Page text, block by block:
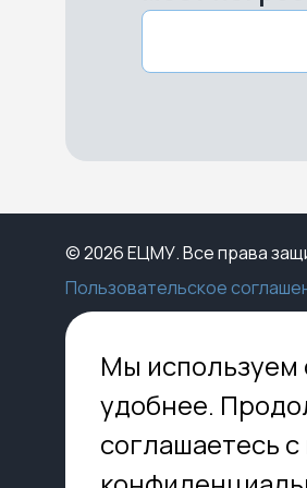
© 2026 ЕЦМУ. Все права
Пользовательское
Каталог Конструктор
Блог
Помощь
Контакты
Мы используем
удобнее.
соглашаетесь